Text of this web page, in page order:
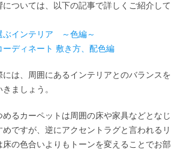
ついては、以下の記事で詳しくご紹介して
ぶインテリア ～色編～
ーディネート 敷き方、配色編
には、周囲にあるインテリアとのバランスを
ましょう。
るカーペットは周囲の床や家具などとなじ
めですが、逆にアクセントラグと言われるリ
床の色合いよりもトーンを変えることでお部